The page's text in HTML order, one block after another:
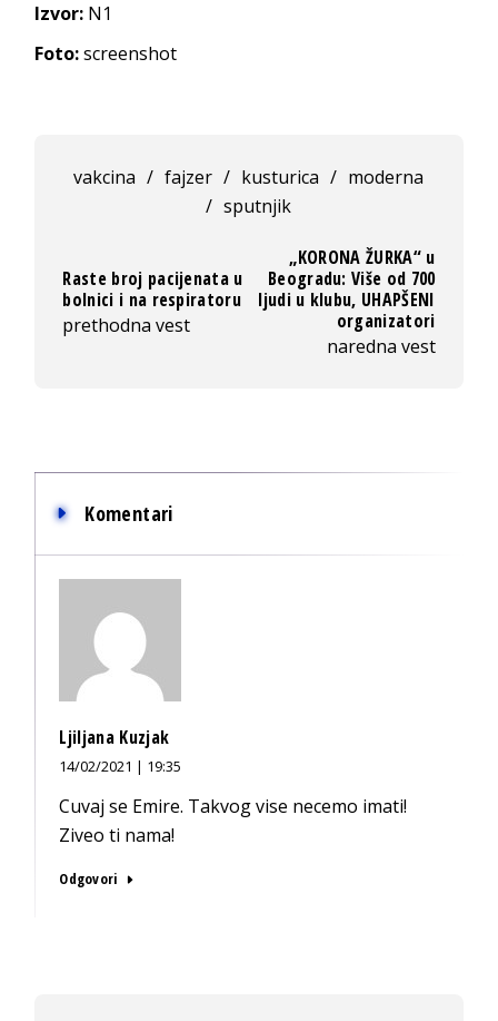
Izvor: N1
Foto:screenshot
vakcina / fajzer / kusturica / moderna
/ sputnjik
Raste broj pacijenata u
bolnici i na respiratoru
prethodna vest
„KORONA ŽURKA“ u
Beogradu: Više od 700
ljudi u klubu, UHAPŠENI
organizatori
naredna vest
Komentari
Ljiljana Kuzjak
14/02/2021 | 19:35
Cuvaj se Emire. Takvog vise necemo imati!
Ziveo ti nama!
Odgovori